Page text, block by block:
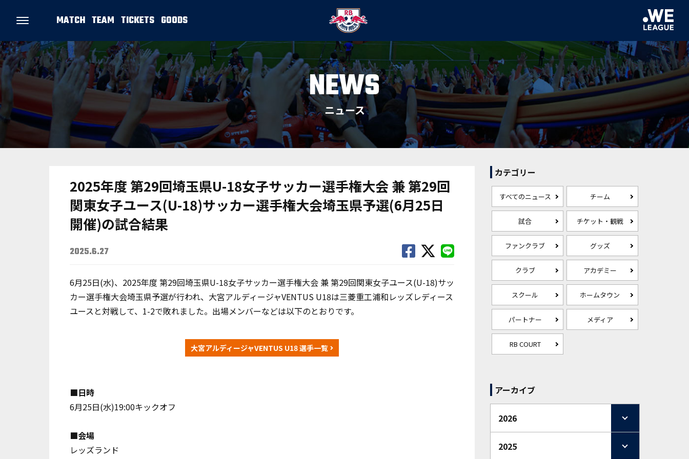
MATCH TEAM TICKETS GOODS
NEWS
ニュース
2025年度 第29回埼玉県U-18女子サッカー選手権大会 兼 第29回
関東女子ユース(U-18)サッカー選手権大会埼玉県予選(6月25日
開催)の試合結果
2025.6.27
6月25日(水)、2025年度 第29回埼玉県U-18女子サッカー選手権大会 兼 第29回関東女子ユース(U-18)サッ
カー選手権大会埼玉県予選が行われ、大宮アルディージャVENTUS U18は三菱重工浦和レッズレディース
ユースと対戦して、1-2で敗れました。出場メンバーなどは以下のとおりです。
大宮アルディージャVENTUS U18 選手一覧
■日時
6月25日(水)19:00キックオフ
■会場
レッズランド
カテゴリー
すべてのニュース チーム
試合 チケット・観戦
ファンクラブ グッズ
クラブ アカデミー
スクール ホームタウン
パートナー メディア
RB COURT
アーカイブ
2026
2025